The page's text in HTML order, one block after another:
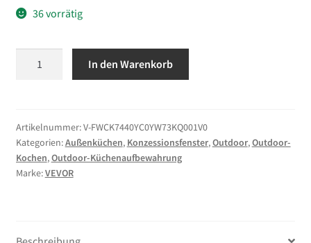
36 vorrätig
1016
mm),
Servicefenster
mit
In den Warenkorb
Artikelnummer:V-FWCK7440YC0YW73KQ001V0
Kategorien:Außenküchen, Konzessionsfenster,Outdoor,Outdoor-
Kochen,Outdoor-Küchenaufbewahrung
Marke:VEVOR